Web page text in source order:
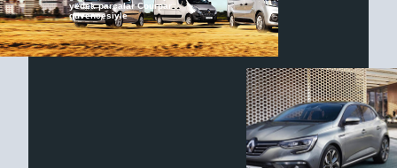
Renault & Dacia Araçlarınızda
Yedek Parça Çözümleri için
En Güvenilir Destek Noktası
yedek parçalar Courpar
güvencesiyle